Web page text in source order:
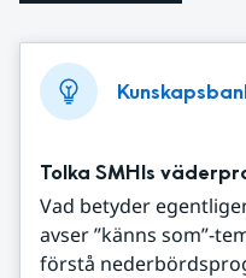
Tolka SMHIs
Vad betyder
avser ”känns som”-
förstå